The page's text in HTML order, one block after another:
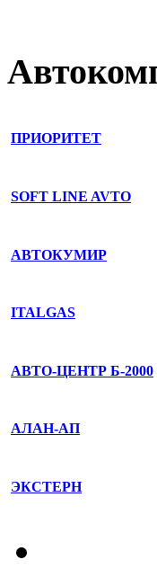
ПРИОРИТЕТ
SOFT LINE AVTO
АВТОКУМИР
ITALGAS
АВТО-ЦЕНТР Б-2000
АЛАН-АП
ЭКСТЕРН